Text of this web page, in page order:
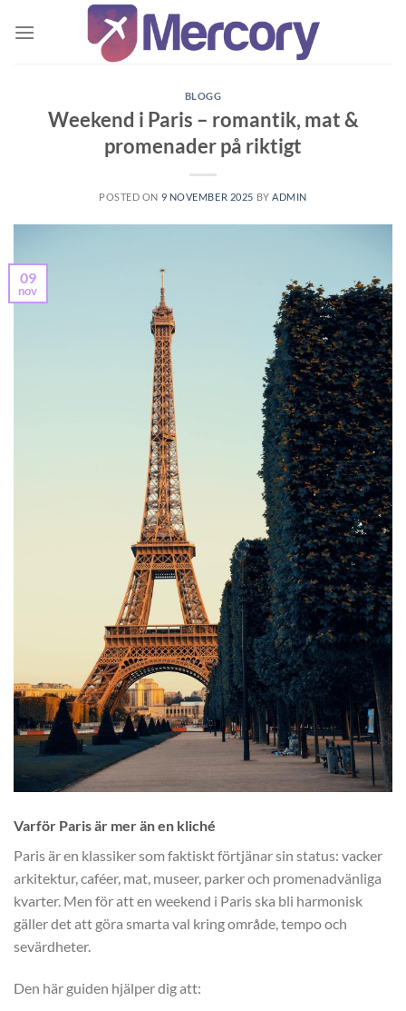
BLOGG
Weekend i Paris – romantik, mat &
promenader på riktigt
POSTED ON 9 NOVEMBER 2025 BY ADMIN
09
nov
Varför Paris är mer än en kliché
Paris är en klassiker som faktiskt förtjänar sin status: vacker
arkitektur, caféer, mat, museer, parker och promenadvänliga
kvarter. Men för att en weekend i Paris ska bli harmonisk
gäller det att göra smarta val kring område, tempo och
sevärdheter.
Den här guiden hjälper dig att: